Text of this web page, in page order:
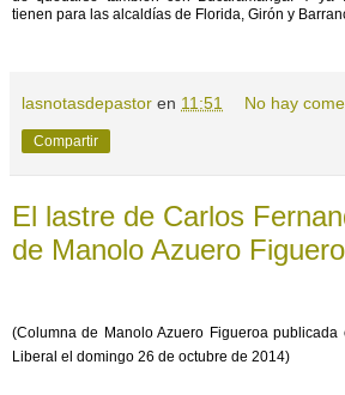
tienen para las alcaldías de Florida, Girón y
lasnotasdepastor en 11:51 No hay
Compartir
El lastre de Carlos
de Manolo Azuero
(Columna de Manolo Azuero Figueroa
Liberal el domingo 26 de octubre de 2014)